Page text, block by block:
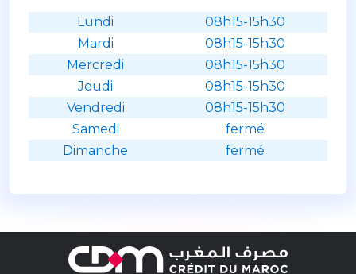
Lundi
08h15-15h30
Mardi
08h15-15h30
Mercredi
08h15-15h30
Jeudi
08h15-15h30
Vendredi
08h15-15h30
Samedi
fermé
Dimanche
fermé